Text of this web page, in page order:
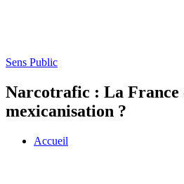
Sens Public
Narcotrafic : La France
mexicanisation ?
Accueil